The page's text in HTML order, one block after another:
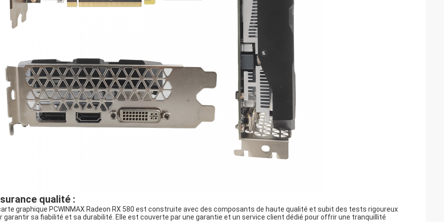
qualité :
graphique PCWINMAX Radeon RX 580 est construite avec des composants de haute qualité et subit des tests rigoureux
garantir sa fiabilité et sa durabilité. Elle est couverte par une garantie et un service client dédié pour offrir une tranquillité